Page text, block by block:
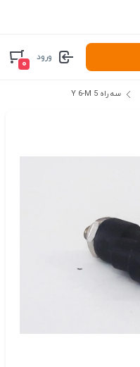
ورود
۰
سه راه Y 6-M 5